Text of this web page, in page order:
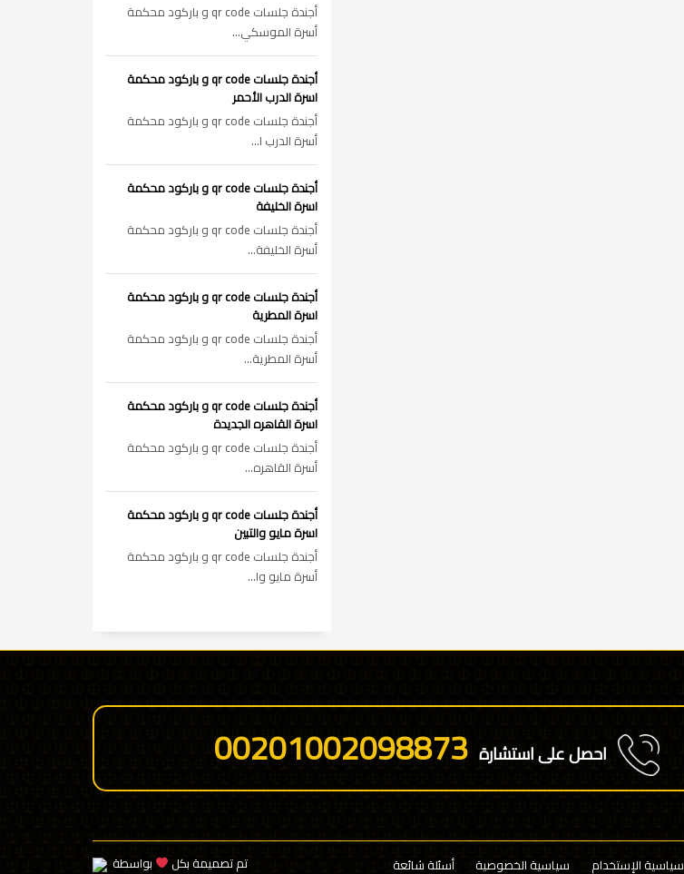
أجندة جلسات qr code و باركود محكمة
أسرة الموسكي...
أجندة جلسات qr code و باركود محكمة
اسرة الدرب الأحمر
أجندة جلسات qr code و باركود محكمة
أسرة الدرب ا...
أجندة جلسات qr code و باركود محكمة
اسرة الخليفة
أجندة جلسات qr code و باركود محكمة
أسرة الخليفة...
أجندة جلسات qr code و باركود محكمة
اسرة المطرية
أجندة جلسات qr code و باركود محكمة
أسرة المطرية...
أجندة جلسات qr code و باركود محكمة
اسرة القاهره الجديدة
أجندة جلسات qr code و باركود محكمة
أسرة القاهره...
أجندة جلسات qr code و باركود محكمة
اسرة مايو والتبين
أجندة جلسات qr code و باركود محكمة
أسرة مايو وا...
احصل على استشارة00201002098873
أسئلة شائعة سياسية الخصوصية سياسية الإستخدام تم تصميمة بكل بواسطة